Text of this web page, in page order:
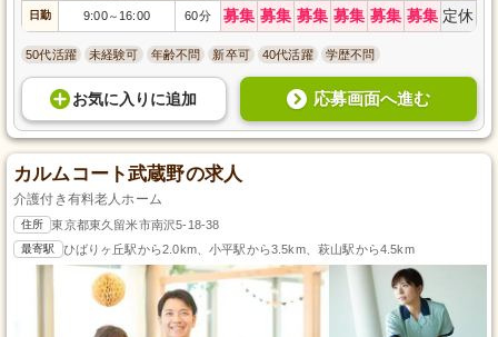
日勤 9:00～ 16:00 60分 募集 募集 募集 募集 募集 募集 定休
50代活躍 未経験可 年齢不問 新卒可 40代活躍 学歴不問
お気に入り に追加 応募画面へ進む
カルムコート武蔵野の求人
介護付き有料老人ホーム
住所 東京都東久留米市南沢5-18-38
最寄駅 ひばりヶ丘駅から2.0km、小平駅から3.5km、萩山駅から4.5km